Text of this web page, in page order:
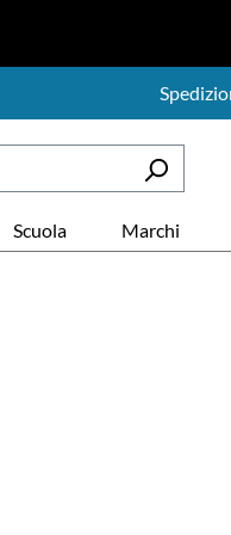
Scuola Marchi